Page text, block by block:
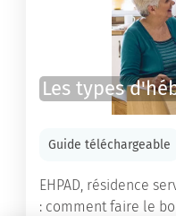
Les types
Guide téléchargeable
EHPAD, résidence
: comment faire le bon choix?